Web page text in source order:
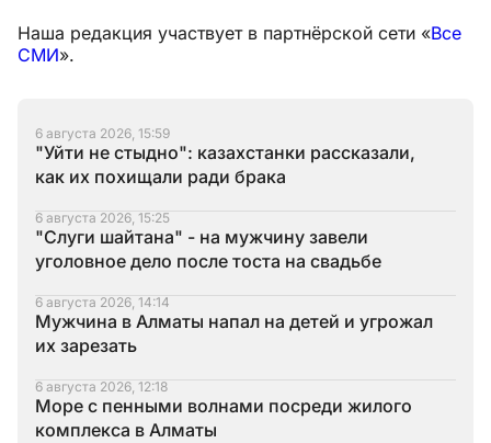
Наша редакция участвует в партнёрской сети «Все
СМИ».
6 августа 2026, 15:59
"Уйти не стыдно": казахстанки рассказали,
как их похищали ради брака
6 августа 2026, 15:25
"Слуги шайтана" - на мужчину завели
уголовное дело после тоста на свадьбе
6 августа 2026, 14:14
Мужчина в Алматы напал на детей и угрожал
их зарезать
6 августа 2026, 12:18
Море с пенными волнами посреди жилого
комплекса в Алматы